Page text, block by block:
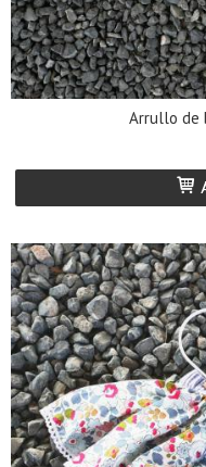
Arrullo de